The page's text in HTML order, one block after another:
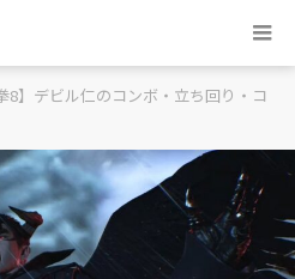
8】デビル仁のコンボ・立ち回り・コ